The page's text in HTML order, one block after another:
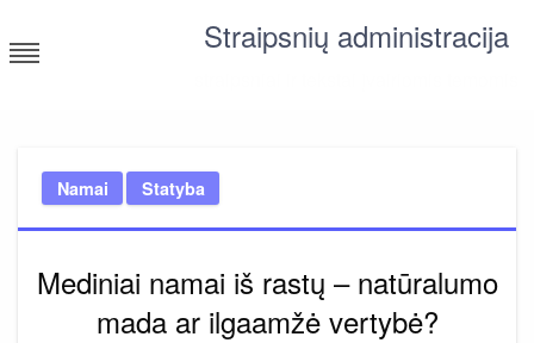
to
content
Straipsnių administracija
Namai Statyba
Mediniai namai iš rastų – natūralumo
mada ar ilgaamžė vertybė?